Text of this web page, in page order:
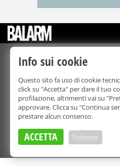
©Copyright
Bmedia Srl
La riproduzione totale o parziale
forma, su qualsiasi
Balarm.it è una testata
Tribunale di Palermo
Direttore
Privacy e
Info sui cookie
Questo sito fa uso di cookie
click su "Accetta" per dare il tuo
profilazione, altrimenti vai su
approvare. Clicca su "Continua
prestare alcun consenso.
ACCETTA Preferenze